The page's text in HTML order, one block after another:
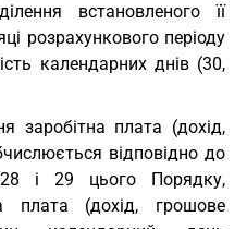
встановленого її
розрахункового періоду
календарних днів (30,
заробітна плата (дохід,
відповідно до
і 29 цього Порядку,
плата (дохід, грошове